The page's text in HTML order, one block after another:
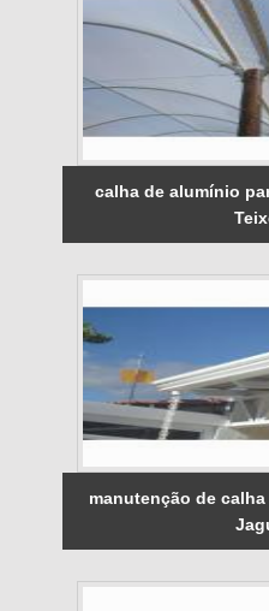
calha de alumínio
manutenção de